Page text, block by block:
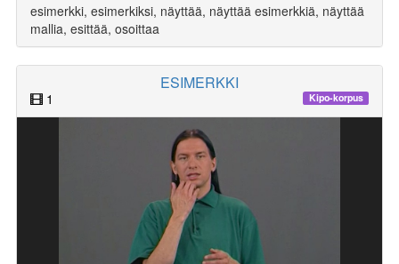
esimerkki, esimerkiksi, näyttää, näyttää esimerkkiä, näyttää
mallia, esittää, osoittaa
ESIMERKKI
1 Kipo-korpus